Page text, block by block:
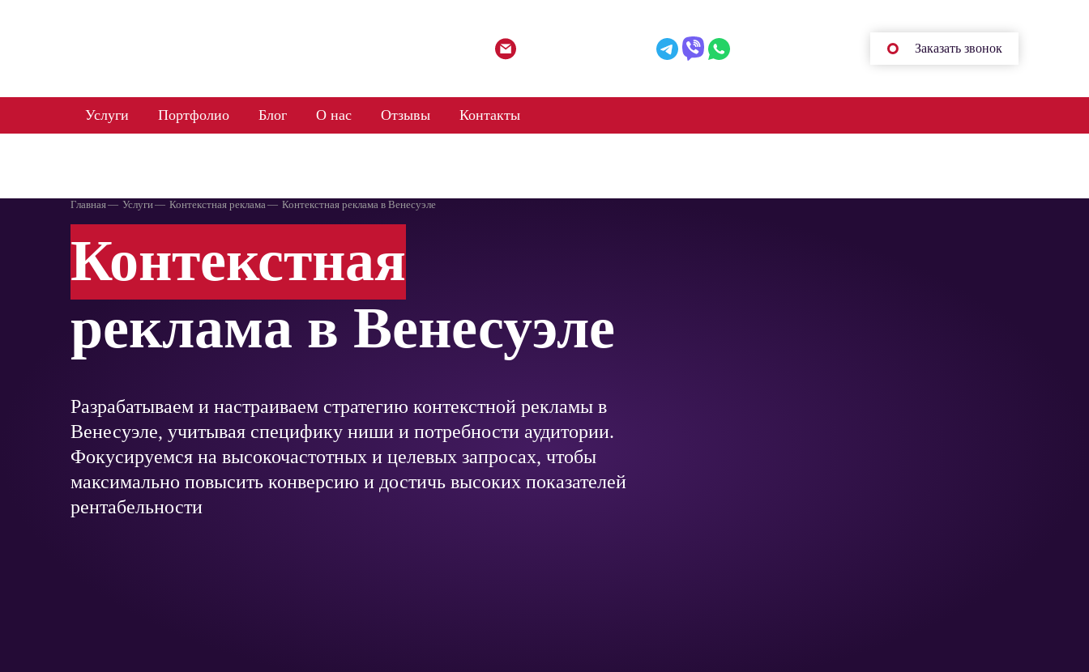
Заказать звонок
Услуги Портфолио Блог О нас Отзывы Контакты
Главная Услуги Контекстная реклама Контекстная реклама в Венесуэле
Контекстная
реклама в Венесуэле
Разрабатываем и настраиваем стратегию контекстной рекламы в
Венесуэле, учитывая специфику ниши и потребности аудитории.
Фокусируемся на высокочастотных и целевых запросах, чтобы
максимально повысить конверсию и достичь высоких показателей
рентабельности